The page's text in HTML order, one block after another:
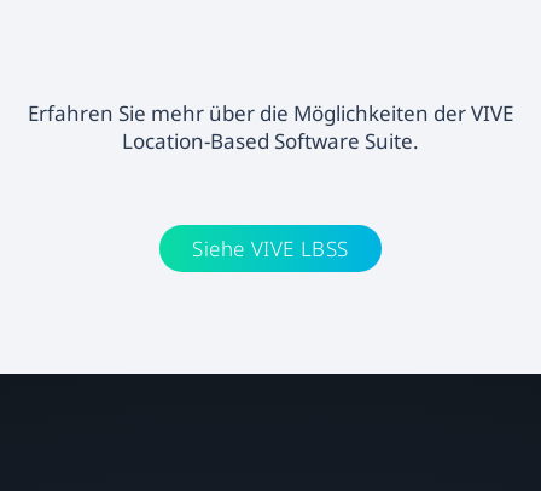
Erfahren Sie mehr über die Möglichkeiten der VIVE
Location-Based Software Suite.
Siehe VIVE LBSS